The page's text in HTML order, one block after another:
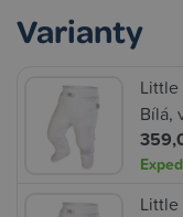
Varianty
Little
Bílá,
Little